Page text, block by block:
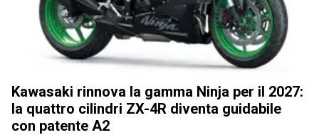
Kawasaki rinnova la gamma Ninja per il 2027:
la quattro cilindri ZX-4R diventa guidabile
con patente A2